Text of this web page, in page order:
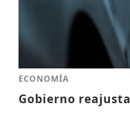
ECONOMÍA
Gobierno reajusta